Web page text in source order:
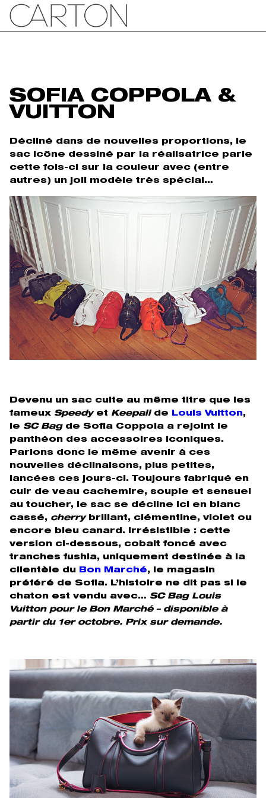
SOFIA COPPOLA &
VUITTON
Décliné dans de nouvelles proportions, le
sac icône dessiné par la réalisatrice parie
cette fois-ci sur la couleur avec (entre
autres) un joli modèle très spécial…
Devenu un sac culte au même titre que les
fameux Speedyet Keepallde Louis Vuitton,
le SC Bagde Sofia Coppola a rejoint le
panthéon des accessoires iconiques.
Parions donc le même avenir à ces
nouvelles déclinaisons, plus petites,
lancées ces jours-ci. Toujours fabriqué en
cuir de veau cachemire, souple et sensuel
au toucher, le sac se décline ici en blanc
cassé, cherrybrillant, clémentine, violet ou
encore bleu canard. Irrésistible : cette
version ci-dessous, cobalt foncé avec
tranches fushia, uniquement destinée à la
clientèle du
Bon Marché, le magasin
préféré de Sofia. L’histoire ne dit pas si le
chaton est vendu avec… SC Bag Louis
Vuitton pour le Bon Marché – disponible à
partir du 1er octobre. Prix sur demande.